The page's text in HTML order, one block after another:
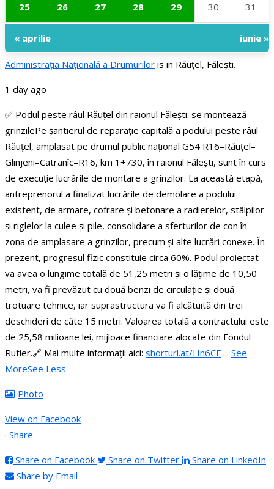
25 26 27 28 29 30 31
« aprilie iunie »
Administraţia Națională a Drumurilor is in Răuțel, Fălești.
1 day ago
✅ Podul peste râul Răuțel din raionul Fălești: se montează
grinzilePe șantierul de reparație capitală a podului peste râul
Răuțel, amplasat pe drumul public național G54 R16–Răuțel–
Glinjeni–Catranîc–R16, km 1+730, în raionul Fălești, sunt în curs
de execuție lucrările de montare a grinzilor. La această etapă,
antreprenorul a finalizat lucrările de demolare a podului
existent, de armare, cofrare și betonare a radierelor, stâlpilor
și riglelor la culee și pile, consolidare a sferturilor de con în
zona de amplasare a grinzilor, precum și alte lucrări conexe. În
prezent, progresul fizic constituie circa 60%. Podul proiectat
va avea o lungime totală de 51,25 metri și o lățime de 10,50
metri, va fi prevăzut cu două benzi de circulație și două
trotuare tehnice, iar suprastructura va fi alcătuită din trei
deschideri de câte 15 metri. Valoarea totală a contractului este
de 25,58 milioane lei, mijloace financiare alocate din Fondul
Rutier.🔗 Mai multe informații aici: shorturl.at/Hn6CF ... See
MoreSee Less
Photo
View on Facebook
· Share
Share on Facebook Share on Twitter
Share on LinkedIn
Share by Email